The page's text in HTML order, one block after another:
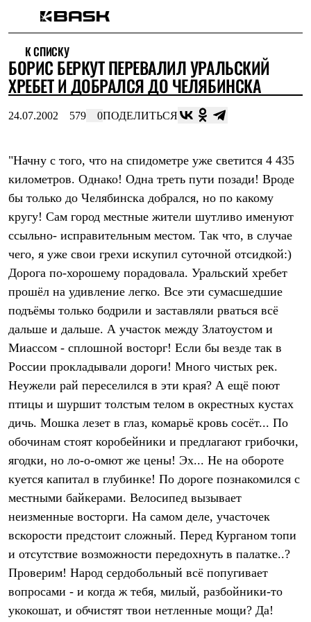
Интернет-магазин
Мужская одежда
Утепленная пухом
Куртки
Жилеты
Куртки
Штормовая одежда
Куртки
Софтшелл одежда
Куртки
Брюки
Флисовая одежда
Куртки
Брюки
Термобелье
Теплое термобелье
Среднее термобелье
Легкое термобелье
Лёгкая одежда
Футболки
Рубашки
Толстовки
Брюки
Шорты
Женская одежда
Утепленная пухом
Брюки
Жилеты
Утепленная синтетикой
Брюки
Штормовая одежда
Куртки
Софтшелл одежда
Куртки
Брюки
Лёгкая одежда
К СПИСКУ
БОРИС БЕРКУТ ПЕРЕВАЛИЛ УРАЛЬСКИЙ
ХРЕБЕТ И ДОБРАЛСЯ ДО ЧЕЛЯБИНСКА
24.07.2002 579 0ПОДЕЛИТЬСЯ
"Начну с того, что на спидометре уже светится 4 435
километров. Однако! Одна треть пути позади! Вроде
бы только до Челябинска добрался, но по какому
кругу! Сам город местные жители шутливо именуют
ссыльно- исправительным местом. Так что, в случае
чего, я уже свои грехи искупил суточной отсидкой:)
Дорога по-хорошему порадовала. Уральский хребет
прошёл на удивление легко. Все эти сумасшедшие
подъёмы только бодрили и заставляли рваться всё
дальше и дальше. А участок между Златоустом и
Миассом - сплошной восторг! Если бы везде так в
России прокладывали дороги! Много чистых рек.
Неужели рай переселился в эти края? А ещё поют
птицы и шуршит толстым телом в окрестных кустах
дичь. Мошка лезет в глаз, комарьё кровь сосёт... По
обочинам стоят коробейники и предлагают грибочки,
ягодки, но ло-о-омют же цены! Эх... Не на обороте
куется капитал в глубинке! По дороге познакомился с
местными байкерами. Велосипед вызывает
неизменные восторги. На самом деле, участочек
вскорости предстоит сложный. Перед Курганом топи
и отсутствие возможности передохнуть в палатке..?
Проверим! Народ сердобольный всё попугивает
вопросами - и когда ж тебя, милый, разбойники-то
укокошат, и обчистят твои нетленные мощи? Да!